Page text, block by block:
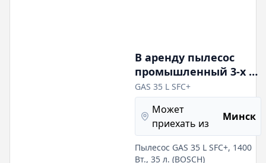
В аренду пылесос
промышленный 3-х 2-
х турбинный 2800 ват
60 л GAS 35 L SFC+, 1400
Вт, 35 л BOSCH
GAS 35 L SFC+
Может
приехать из
Минск
Пылесос GAS 35 L SFC+, 1400
Вт., 35 л. (BOSCH)